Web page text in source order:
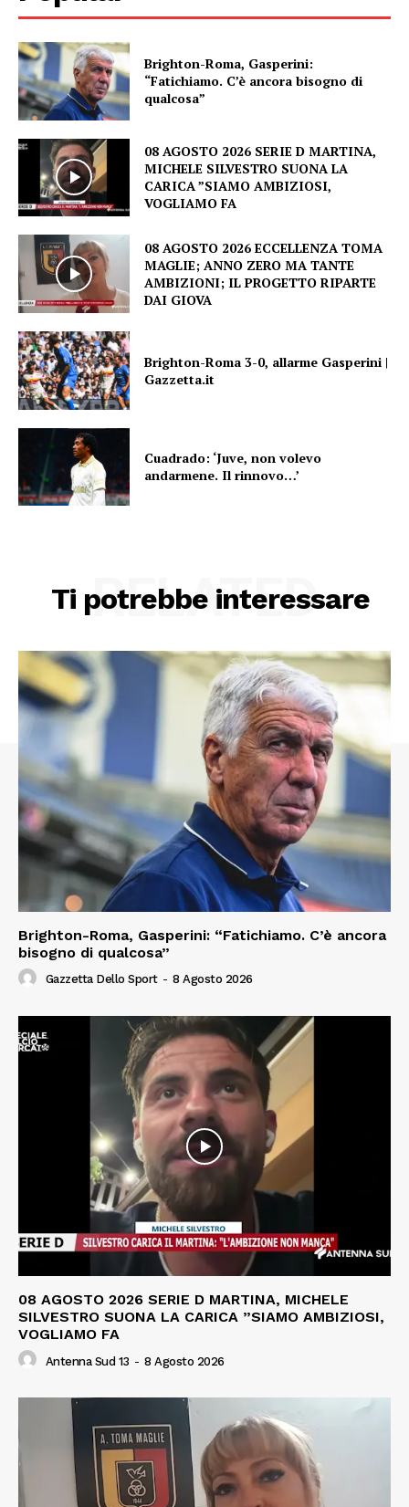
Brighton-Roma, Gasperini:
“Fatichiamo. C’è ancora bisogno di
qualcosa”
08 AGOSTO 2026 SERIE D MARTINA,
MICHELE SILVESTRO SUONA LA
CARICA ”SIAMO AMBIZIOSI,
VOGLIAMO FA
08 AGOSTO 2026 ECCELLENZA TOMA
MAGLIE; ANNO ZERO MA TANTE
AMBIZIONI; IL PROGETTO RIPARTE
DAI GIOVA
Brighton-Roma 3-0, allarme Gasperini |
Gazzetta.it
Cuadrado: ‘Juve, non volevo
andarmene. Il rinnovo…’
Ti potrebbe interessare
RELATED
Brighton-Roma, Gasperini: “Fatichiamo. C’è ancora
bisogno di qualcosa”
Gazzetta Dello Sport - 8 Agosto 2026
08 AGOSTO 2026 SERIE D MARTINA, MICHELE
SILVESTRO SUONA LA CARICA ”SIAMO AMBIZIOSI,
VOGLIAMO FA
Antenna Sud 13 - 8 Agosto 2026